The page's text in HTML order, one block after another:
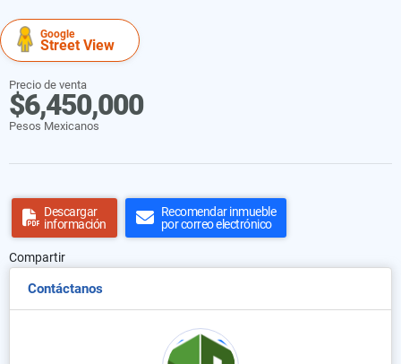
Google
Street View
Precio de venta
$6,450,000
Pesos Mexicanos
Descargar
información
Recomendar inmueble
por correo electrónico
Compartir
Contáctanos